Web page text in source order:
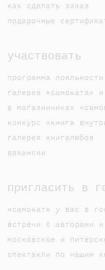
как сделать заказ
подарочные
участвовать
программа лояльности
галерея «самоката»
в магазинчиках
конкурс «книга
галерея книголюбов
вакансии
пригласить в
«самокат» у вас в
встречи с авторами и
московское и
спектакли по нашим